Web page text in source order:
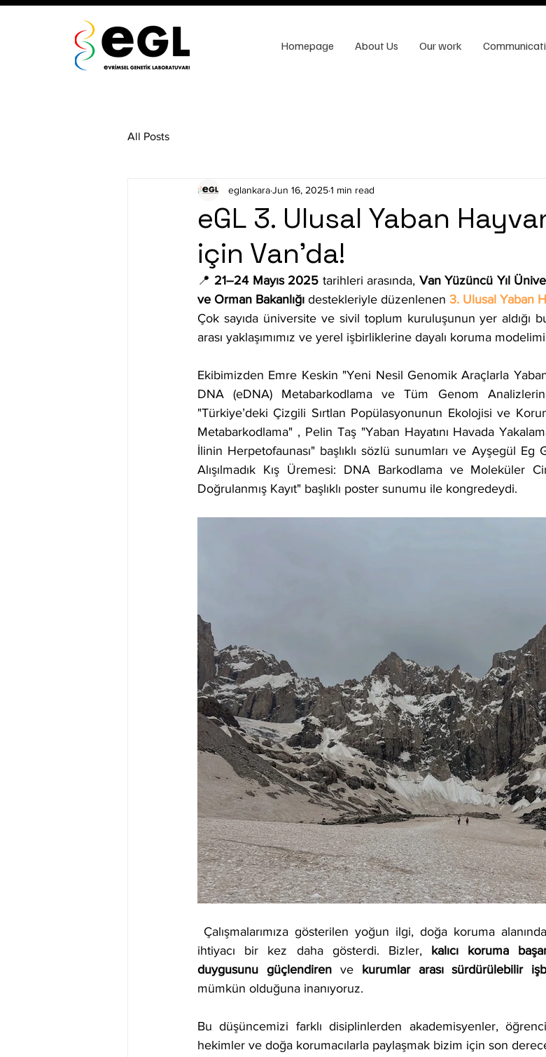
Homepage About Us Our work
All Posts
eGL 3. Ulusal Yaban
için Van'da!
eglankaraJun 16, 20251 min read
📍 21–24 Mayıs 2025 tarihleri arasında, Van Yüzüncü Yıl
ve Orman Bakanlığı destekleriyle düzenlenen 3. Ulusal Yaban
Çok sayıda üniversite ve sivil toplum kuruluşunun yer aldığı
arası yaklaşımımız ve yerel işbirliklerine dayalı koruma
Ekibimizden Emre Keskin "Yeni Nesil Genomik Araçlarla
DNA (eDNA) Metabarkodlama ve Tüm Genom
"Türkiye’deki Çizgili Sırtlan Popülasyonunun Ekolojisi ve
Metabarkodlama" , Pelin Taş "Yaban Hayatını Havada
İlinin Herpetofaunası" başlıklı sözlü sunumları ve Ayşegül Eg
Alışılmadık Kış Üremesi: DNA Barkodlama ve Moleküler
Doğrulanmış Kayıt" başlıklı poster sunumu ile kongredeydi.
ihtiyacı bir kez daha gösterdi. Bizler, kalıcı koruma
duygusunu güçlendiren ve kurumlar arası sürdürülebilir
mümkün olduğuna inanıyoruz.
Bu düşüncemizi farklı disiplinlerden akademisyenler,
hekimler ve doğa korumacılarla paylaşmak bizim için son